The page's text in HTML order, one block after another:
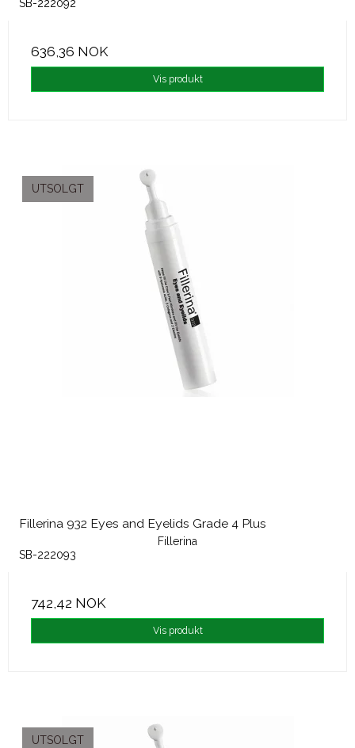
SB-222092
636,36 NOK
Vis produkt
UTSOLGT
Fillerina 932 Eyes and Eyelids Grade 4 Plus
Fillerina
SB-222093
742,42 NOK
Vis produkt
UTSOLGT